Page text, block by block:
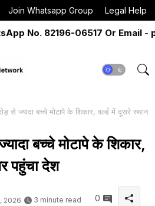
Join Whatsapp Group Legal Help
82196-06517 Or Email -
से ज्यादा बच्चे मोटापे के शिकार, वर्ल्ड में दूसरे स्थान
बच्चे मोटापे के शिकार,
पहुंचा देश
2026
3 minute read 0